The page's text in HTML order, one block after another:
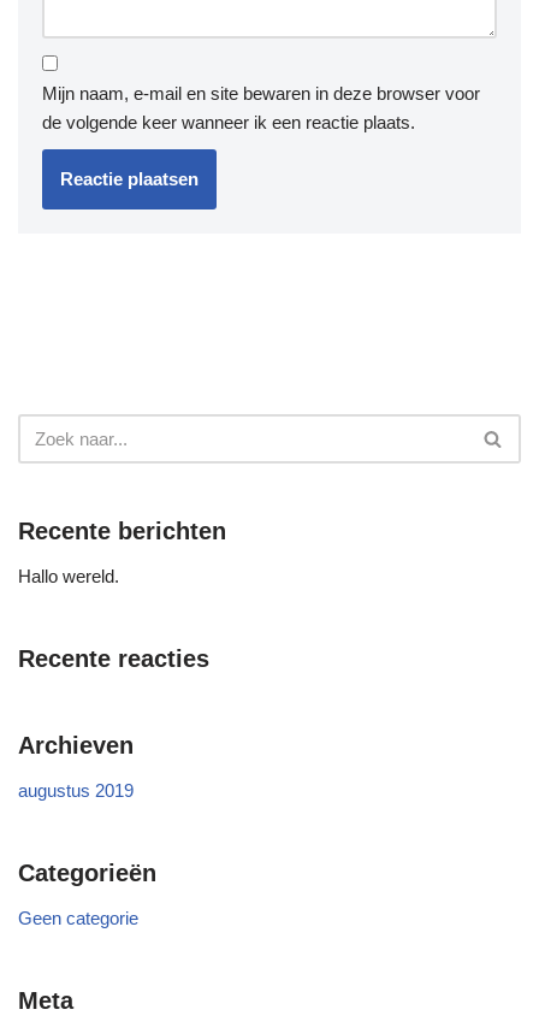
Mijn naam, e-mail en site bewaren in deze browser voor
de volgende keer wanneer ik een reactie plaats.
Recente berichten
Hallo wereld.
Recente reacties
Archieven
augustus 2019
Categorieën
Geen categorie
Meta